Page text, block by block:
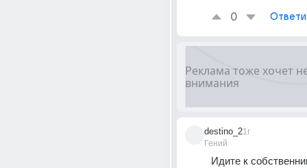
0
destino_2
Гений
1г
Идите к